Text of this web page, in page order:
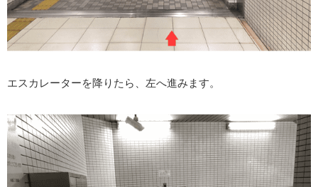
エスカレーターを降りたら、左へ進みます。